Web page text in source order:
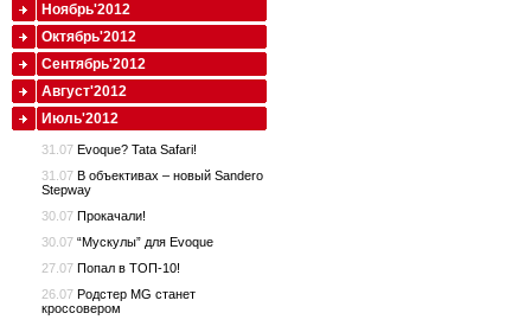
Ноябрь'2012
Октябрь'2012
Сентябрь'2012
Август'2012
Июль'2012
31.07 Evoque? Tata Safari!
31.07 В объективах – новый Sandero
Stepway
30.07 Прокачали!
30.07 “Мускулы” для Evoque
27.07 Попал в ТОП-10!
26.07 Родстер MG станет
кроссовером